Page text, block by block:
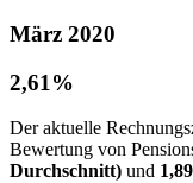
März 2020
2,61%
Der aktuelle
Bewertung von
Durchschnitt) und